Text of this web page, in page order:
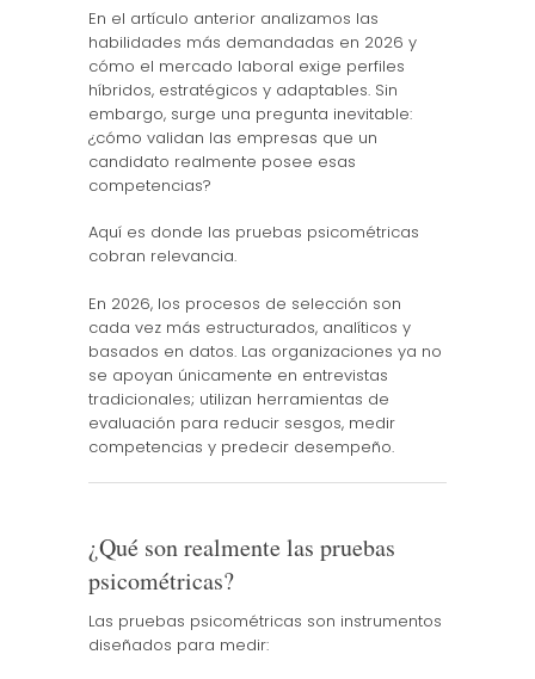
En el artículo anterior analizamos las
habilidades más demandadas en 2026 y
cómo el mercado laboral exige perfiles
híbridos, estratégicos y adaptables. Sin
embargo, surge una pregunta inevitable:
¿cómo validan las empresas que un
candidato realmente posee esas
competencias?
Aquí es donde las pruebas psicométricas
cobran relevancia.
En 2026, los procesos de selección son
cada vez más estructurados, analíticos y
basados en datos. Las organizaciones ya no
se apoyan únicamente en entrevistas
tradicionales; utilizan herramientas de
evaluación para reducir sesgos, medir
competencias y predecir desempeño.
¿Qué son realmente las pruebas
psicométricas?
Las pruebas psicométricas son instrumentos
diseñados para medir: